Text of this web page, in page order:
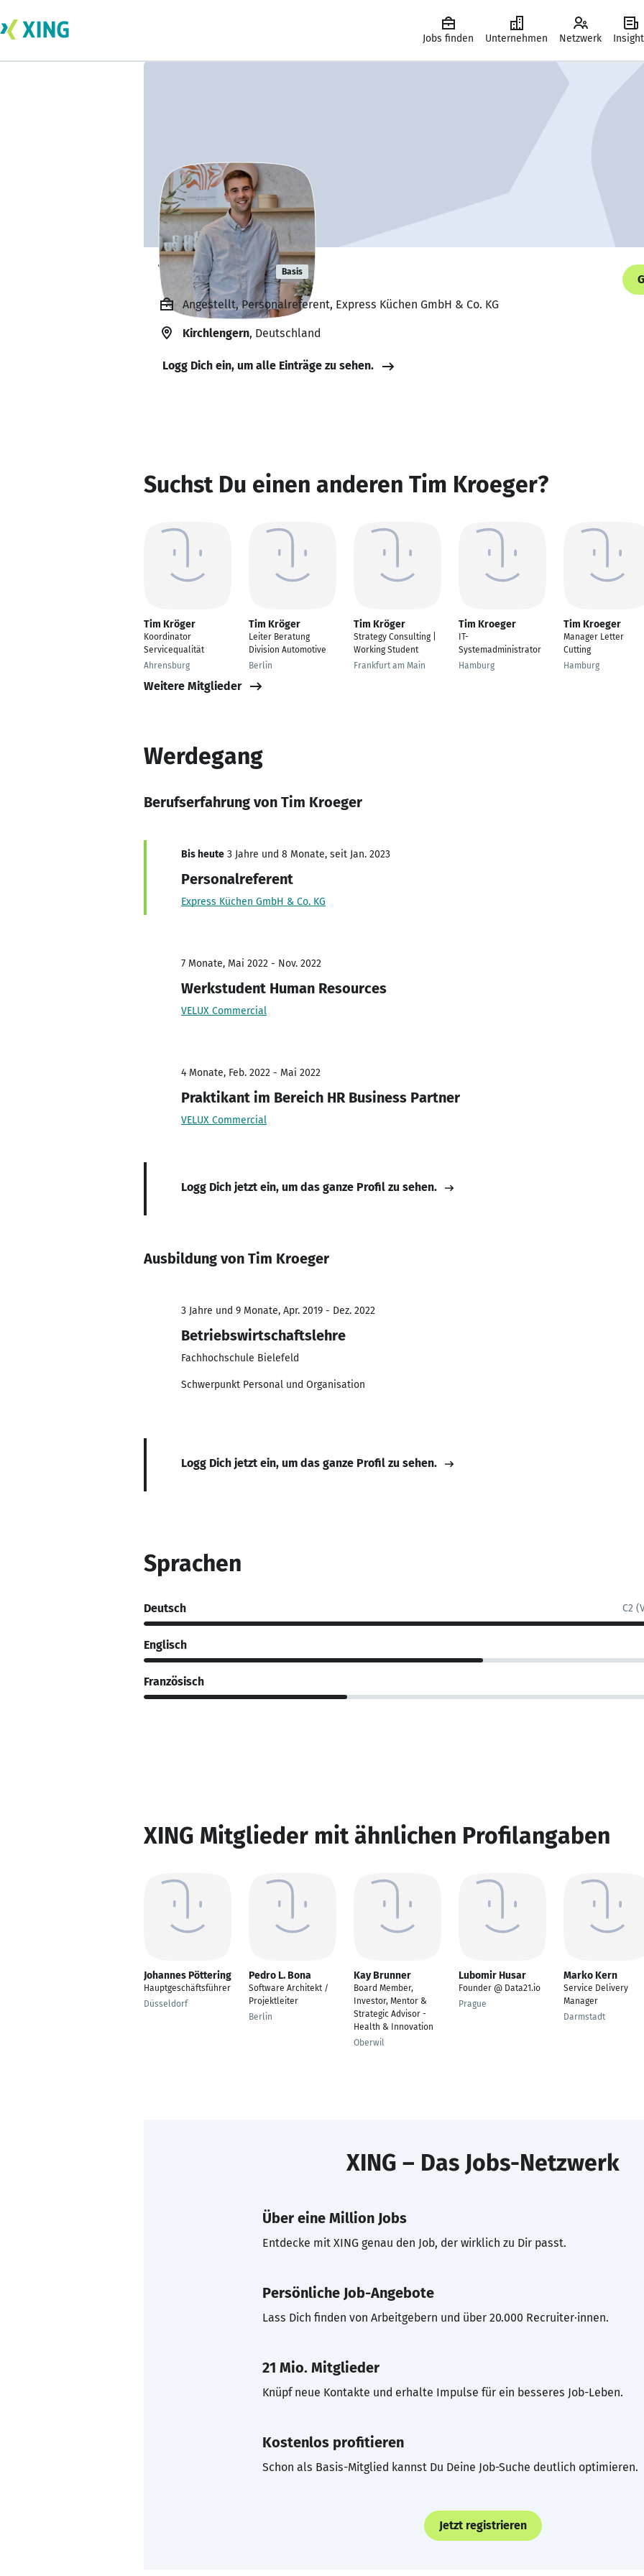
Jobs finden Unternehmen Netzwerk
Tim Kroeger Basis
Angestellt, Personalreferent, Express Küchen GmbH & Co. KG
Kirchlengern, Deutschland
Logg Dich ein, um alle Einträge zu sehen.
Suchst Du einen anderen Tim Kroeger?
Tim Kröger
Koordinator
Servicequalität
Ahrensburg
Tim Kröger
Leiter Beratung
Division Automotive
Berlin
Tim Kröger
Strategy Consulting |
Working Student
Frankfurt am Main
Tim Kroeger
IT-
Systemadministrator
Hamburg
Tim Kroeger
Manager Letter
Cutting
Hamburg
Weitere Mitglieder
Werdegang
Berufserfahrung von Tim Kroeger
Bis heute 3 Jahre und 8 Monate, seit Jan. 2023
Personalreferent
Express Küchen GmbH & Co. KG
7 Monate, Mai 2022 - Nov. 2022
Werkstudent Human Resources
VELUX Commercial
4 Monate, Feb. 2022 - Mai 2022
Praktikant im Bereich HR Business Partner
VELUX Commercial
Logg Dich jetzt ein, um das ganze Profil zu sehen.
Ausbildung von Tim Kroeger
3 Jahre und 9 Monate, Apr. 2019 - Dez. 2022
Betriebswirtschaftslehre
Fachhochschule Bielefeld
Schwerpunkt Personal und Organisation
Logg Dich jetzt ein, um das ganze Profil zu sehen.
Sprachen
Deutsch C2
Englisch
Französisch
XING Mitglieder mit ähnlichen Profilangaben
Johannes Pöttering
Hauptgeschäftsführer
Düsseldorf
Pedro L. Bona
Software Architekt /
Projektleiter
Berlin
Kay Brunner
Board Member,
Investor, Mentor &
Strategic Advisor -
Health & Innovation
Oberwil
Lubomir Husar
Founder @ Data21.io
Prague
Marko Kern
Service Delivery
Manager
Darmstadt
XING – Das Jobs-Netzwerk
Über eine Million Jobs
Entdecke mit XING genau den Job, der wirklich zu Dir passt.
Persönliche Job-Angebote
Lass Dich finden von Arbeitgebern und über 20.000 Recruiter·innen.
21 Mio. Mitglieder
Knüpf neue Kontakte und erhalte Impulse für ein besseres Job-Leben.
Kostenlos profitieren
Schon als Basis-Mitglied kannst Du Deine Job-Suche deutlich optimieren.
Jetzt registrieren